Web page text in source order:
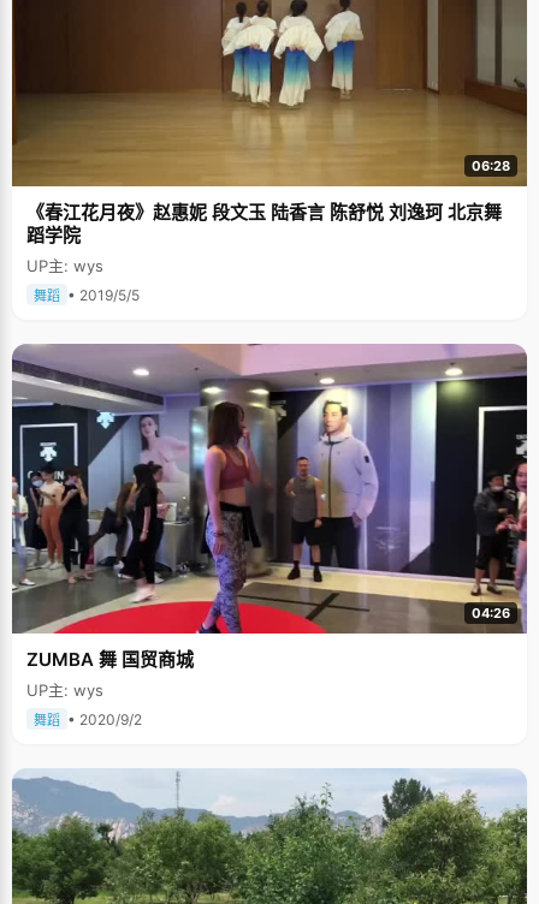
06:28
《春江花月夜》赵惠妮 段文玉 陆香言 陈舒悦 刘逸珂 北京舞
蹈学院
UP主: wys
舞蹈 • 2019/5/5
04:26
ZUMBA 舞 国贸商城
UP主: wys
舞蹈 • 2020/9/2